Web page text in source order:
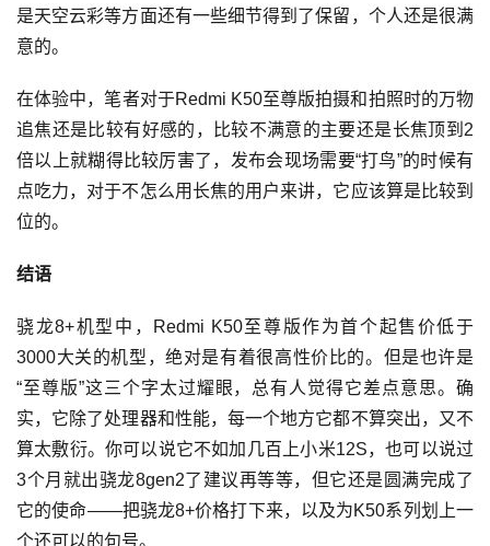
是天空云彩等方面还有一些细节得到了保留，个人还是很满
意的。
在体验中，笔者对于Redmi K50至尊版拍摄和拍照时的万物
追焦还是比较有好感的，比较不满意的主要还是长焦顶到2
倍以上就糊得比较厉害了，发布会现场需要“打鸟”的时候有
点吃力，对于不怎么用长焦的用户来讲，它应该算是比较到
位的。
结语
骁龙8+机型中，Redmi K50至尊版作为首个起售价低于
3000大关的机型，绝对是有着很高性价比的。但是也许是
“至尊版”这三个字太过耀眼，总有人觉得它差点意思。确
实，它除了处理器和性能，每一个地方它都不算突出，又不
算太敷衍。你可以说它不如加几百上小米12S，也可以说过
3个月就出骁龙8gen2了建议再等等，但它还是圆满完成了
它的使命——把骁龙8+价格打下来，以及为K50系列划上一
个还可以的句号。